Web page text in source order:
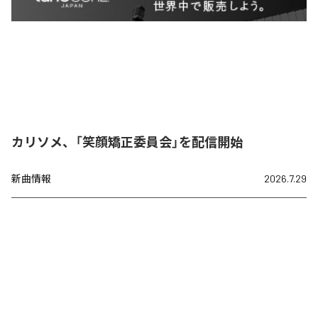
カリソメ、「笑顔矯正委員会」を配信開始
新曲情報 2026.7.29